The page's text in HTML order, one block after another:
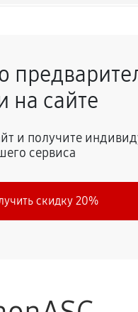
60 минут
на сайте
и получите
сервиса
скидку 20%